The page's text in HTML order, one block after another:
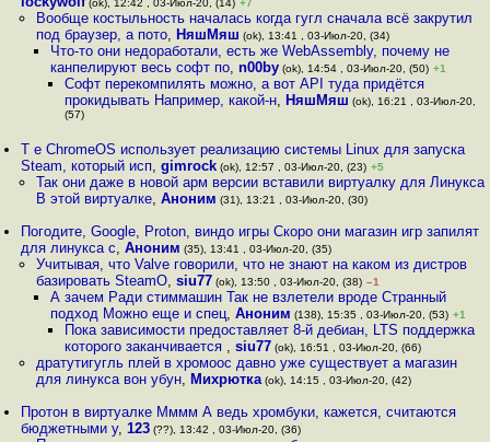
(ok), 12:42 , 03-Июл-20, (14) +7
Вообще костыльность началась когда гугл сначала всё закрутил
под браузер, а пото, НяшМяш (ok), 13:41 , 03-Июл-20, (34)
Что-то они недоработали, есть же WebAssembly, почему не
канпелируют весь софт по, n00by(ok), 14:54 , 03-Июл-20, (50) +1
Софт перекомпилять можно, а вот API туда придётся
прокидывать Например, какой-н, НяшМяш (ok), 16:21 , 03-Июл-20,
(57)
Т е ChromeOS использует реализацию системы Linux для запуска
Steam, который исп,gimrock (ok), 12:57 , 03-Июл-20, (23) +5
Так они даже в новой арм версии вставили виртуалку для Линукса
В этой виртуалке, Аноним (31), 13:21 , 03-Июл-20, (30)
Погодите, Google, Proton, виндо игры Скоро они магазин игр запилят
для линукса с,Аноним (35), 13:41 , 03-Июл-20, (35)
Учитывая, что Valve говорили, что не знают на каком из дистров
базировать SteamO, siu77(ok), 13:50 , 03-Июл-20, (38) –1
А зачем Ради стиммашин Так не взлетели вроде Странный
подход Можно еще и спец, Аноним (138), 15:35 , 03-Июл-20, (53) +1
Пока зависимости предоставляет 8-й дебиан, LTS поддержка
которого заканчивается ,siu77 (ok), 16:51 , 03-Июл-20, (66)
дратутигугль плей в хромоос давно уже существует а магазин
для линукса вон убун, Михрютка(ok), 14:15 , 03-Июл-20, (42)
Протон в виртуалке Мммм А ведь хромбуки, кажется, считаются
бюджетными у,123 (??), 13:42 , 03-Июл-20, (36)